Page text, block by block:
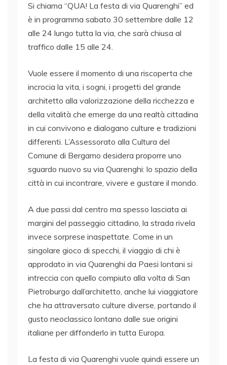
Si chiama “QUA! La festa di via Quarenghi” ed
è in programma sabato 30 settembre dalle 12
alle 24 lungo tutta la via, che sarà chiusa al
traffico dalle 15 alle 24.
Vuole essere il momento di una riscoperta che
incrocia la vita, i sogni, i progetti del grande
architetto alla valorizzazione della ricchezza e
della vitalità che emerge da una realtà cittadina
in cui convivono e dialogano culture e tradizioni
differenti. L’Assessorato alla Cultura del
Comune di Bergamo desidera proporre uno
sguardo nuovo su via Quarenghi: lo spazio della
città in cui incontrare, vivere e gustare il mondo.
A due passi dal centro ma spesso lasciata ai
margini del passeggio cittadino, la strada rivela
invece sorprese inaspettate. Come in un
singolare gioco di specchi, il viaggio di chi è
approdato in via Quarenghi da Paesi lontani si
intreccia con quello compiuto alla volta di San
Pietroburgo dall’architetto, anche lui viaggiatore
che ha attraversato culture diverse, portando il
gusto neoclassico lontano dalle sue origini
italiane per diffonderlo in tutta Europa.
La festa di via Quarenghi vuole quindi essere un